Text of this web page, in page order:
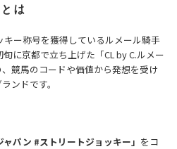
は
キー称号を獲得しているルメール騎手
に京都で立ち上げた「CL by C.ルメー
競馬のコードや価値から発想を受け
ンドです。
パン #ストリートジョッキー」 をコ